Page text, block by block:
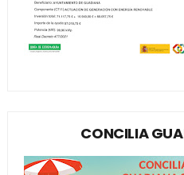
CONCILIA